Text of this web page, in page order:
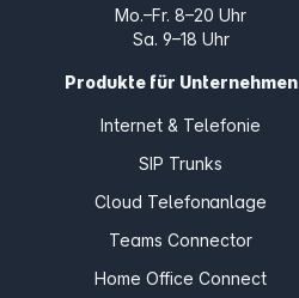
Mo.–Fr. 8–20 Uhr
Sa. 9–18 Uhr
Produkte für Unternehmen
Internet & Telefonie
SIP Trunks
Cloud Telefonanlage
Teams Connector
Home Office Connect